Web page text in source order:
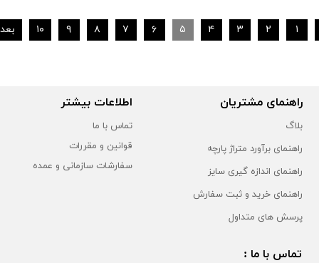
۱ ۲ ۳ ۴ ۵ ۶ ۷ ۸ ۹ ۱۰
راهنمای مشتریان
بلاگ
راهنمای برآورد متراژ پارچه
راهنمای اندازه گیری سایز
راهنمای خرید و ثبت سفارش
پرسش های متداول
اطلاعات بیشتر
تماس با ما
قوانین و مقررات
سفارشات سازمانی و عمده
تماس با ما :